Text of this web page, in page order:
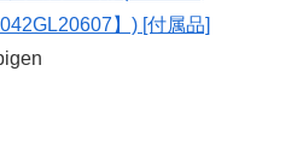
042GL20607】) [付属品]